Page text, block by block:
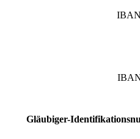
Gläubiger-